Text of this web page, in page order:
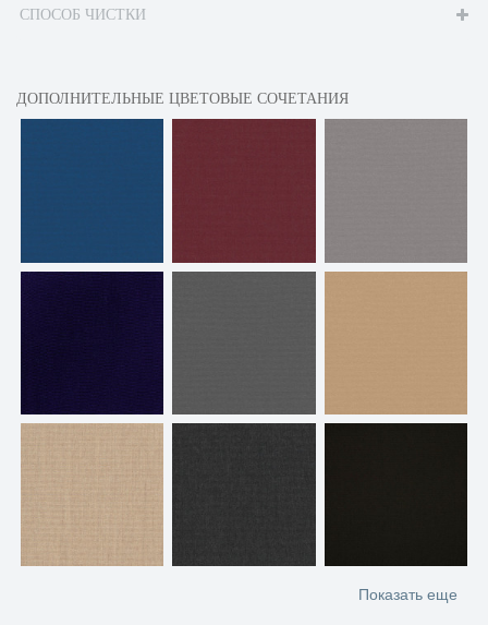
СПОСОБ ЧИСТКИ
ДОПОЛНИТЕЛЬНЫЕ ЦВЕТОВЫЕ СОЧЕТАНИЯ
Показать еще